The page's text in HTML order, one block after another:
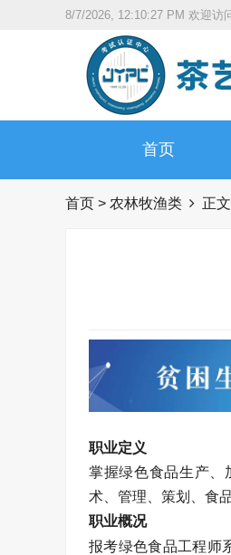
8/7/2026, 12:10:28 PM 欢迎访
首页
首页 > 农林牧渔类 正文
职业定义
掌握绿色食品生产、
术、管理、策划、食
职业概况
报考绿色食品工程师